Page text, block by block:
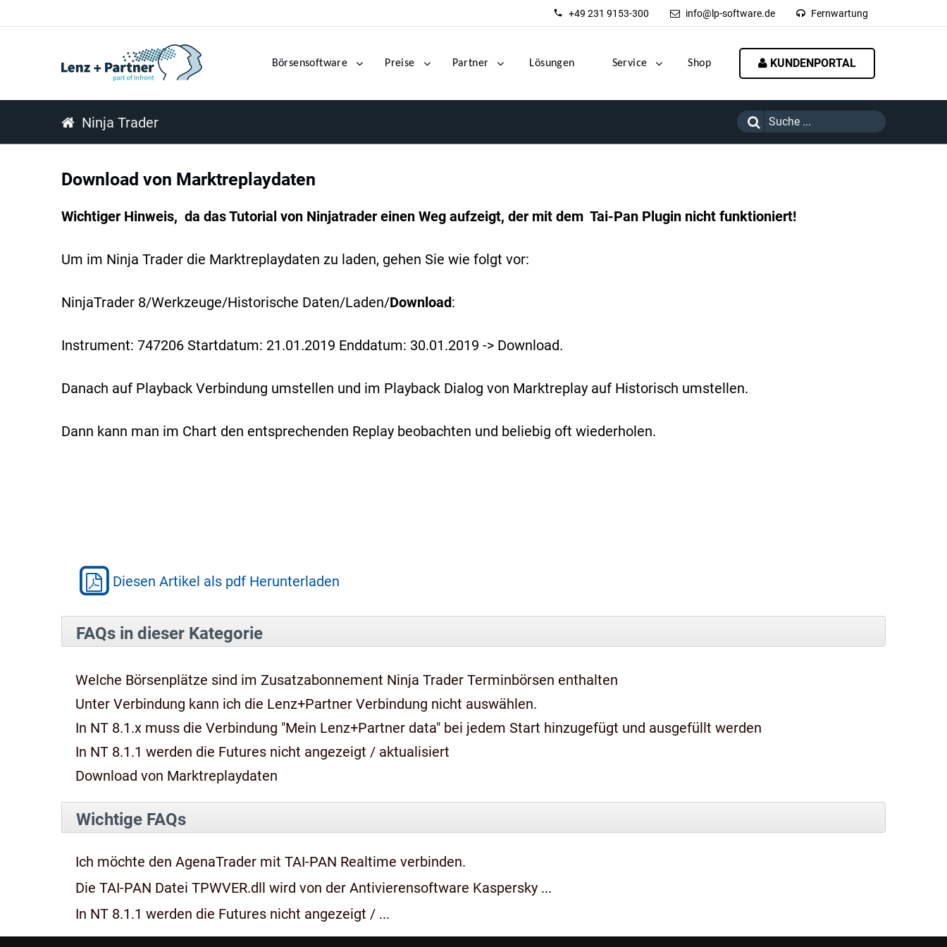
+49 231 9153-300 info@lp-software.de Fernwartung
Börsensoftware Preise Partner Lösungen Service Shop KUNDENPORTAL
Ninja Trader
Download von Marktreplaydaten
Wichtiger Hinweis, da das Tutorial von Ninjatrader einen Weg aufzeigt, der mit dem Tai-Pan Plugin nicht funktioniert!
Um im Ninja Trader die Marktreplaydaten zu laden, gehen Sie wie folgt vor:
NinjaTrader 8/Werkzeuge/Historische Daten/Laden/Download:
Instrument: 747206 Startdatum: 21.01.2019 Enddatum: 30.01.2019 -> Download.
Danach auf Playback Verbindung umstellen und im Playback Dialog von Marktreplay auf Historisch umstellen.
Dann kann man im Chart den entsprechenden Replay beobachten und beliebig oft wiederholen.
Diesen Artikel als pdf Herunterladen
FAQs in dieser Kategorie
Welche Börsenplätze sind im Zusatzabonnement Ninja Trader Terminbörsen enthalten
Unter Verbindung kann ich die Lenz+Partner Verbindung nicht auswählen.
In NT 8.1.x muss die Verbindung "Mein Lenz+Partner data" bei jedem Start hinzugefügt und ausgefüllt werden
In NT 8.1.1 werden die Futures nicht angezeigt / aktualisiert
Download von Marktreplaydaten
Wichtige FAQs
Ich möchte den AgenaTrader mit TAI-PAN Realtime verbinden.
Die TAI-PAN Datei TPWVER.dll wird von der Antivierensoftware Kaspersky ...
In NT 8.1.1 werden die Futures nicht angezeigt / ...